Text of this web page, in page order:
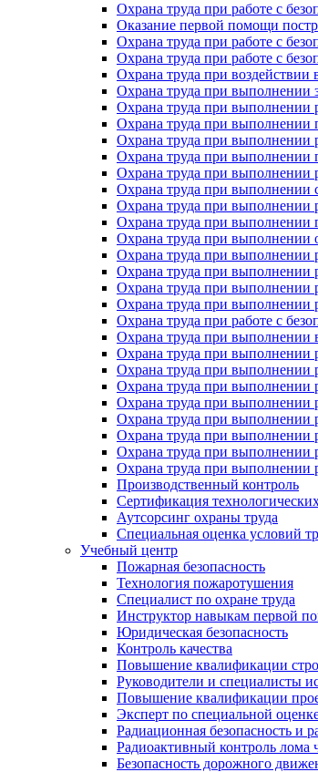
Охрана труда при работе с
Оказание первой помощи
Охрана труда при работе с
Охрана труда при работе с
Охрана труда при
Охрана труда при выполнении
Охрана труда при
Охрана труда при выполнении
Охрана труда при выполнении
Охрана труда при выполнении
Охрана труда при выполнении
Охрана труда при выполнении
Охрана труда при выполнении
Охрана труда при выполнении
Охрана труда при выполнении
Охрана труда при выполнении
Охрана труда при выполнении
Охрана труда при выполнении
Охрана труда при выполнении
Охрана труда при работе с
Охрана труда при выполнении
Охрана труда при выполнении
Охрана труда при выполнении
Охрана труда при выполнении
Охрана труда при выполнении
Охрана труда при выполнении
Охрана труда при выполнении
Охрана труда при выполнении
Охрана труда при выполнении
Производственный контроль
Сертификация
Аутсорсинг охраны труда
Специальная оценка условий
Учебный центр
Пожарная безопасность
Технология пожаротушения
Специалист по охране труда
Инструктор навыкам первой
Юридическая безопасность
Контроль качества
Повышение квалификации
Руководители и специалисты
Повышение квалификации
Эксперт по специальной
Радиационная безопасность и
Радиоактивный контроль лома
Безопасность дорожного